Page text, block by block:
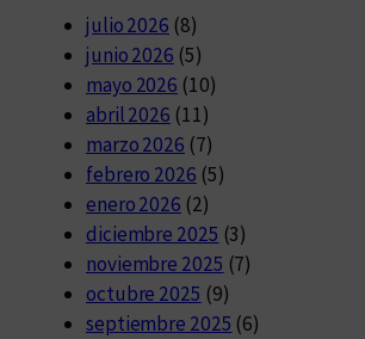
julio 2026 (8)
junio 2026 (5)
mayo 2026 (10)
abril 2026 (11)
marzo 2026 (7)
febrero 2026 (5)
enero 2026 (2)
diciembre 2025 (3)
noviembre 2025 (7)
octubre 2025 (9)
septiembre 2025 (6)